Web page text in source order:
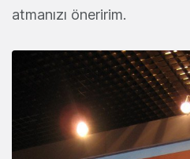
atmanızı öneririm.